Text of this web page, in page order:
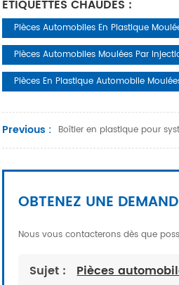
ÉTIQUETTES CHAUDES :
Pièces Automobiles En Plastique
Pièces Automobiles Moulées Par
Pièces En Plastique Automobile
Previous : Boîtier en plastique pour
OBTENEZ UNE
Nous vous contacterons dès que
Sujet : Pièces